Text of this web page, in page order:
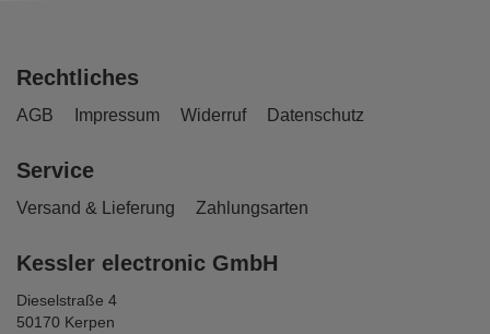
Rechtliches
AGB Impressum Widerruf Datenschutz
Service
Versand & Lieferung Zahlungsarten
Kessler electronic GmbH
Dieselstraße 4
50170 Kerpen